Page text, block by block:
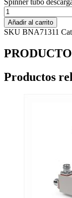
Spinner tubo
Añadir al carrito
SKU BNA71311
Productos